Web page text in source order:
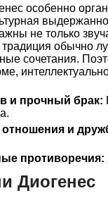
особенно
не только
обычно
сочетания.
и прочный брак:
и
противоречия:
Диогенес